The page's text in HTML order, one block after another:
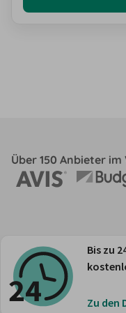
Über 150 Anbieter im
Bis zu
Zu den